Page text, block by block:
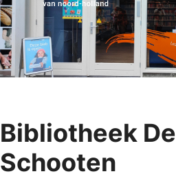
Bibliotheek De
Schooten